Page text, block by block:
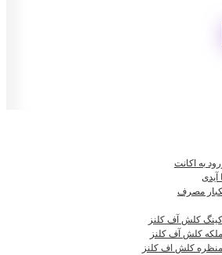
به اکانت
آیدی
مصرف
کلش آف کلنز
کلش آف کلنز
کلش اف کلنز